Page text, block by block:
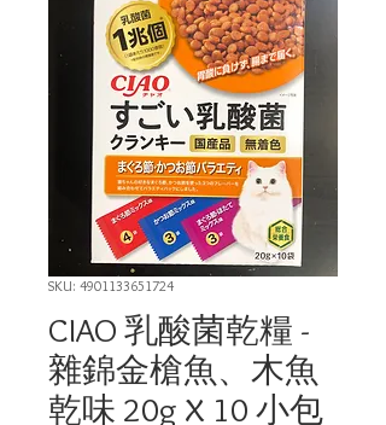
SKU: 4901133651724
CIAO 乳酸菌乾糧 -
雜錦金槍魚、木魚
乾味 20g X 10 小包